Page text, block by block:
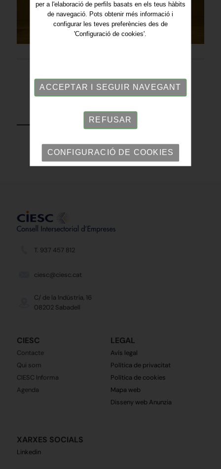
TORNAR
T. 937 457 812
ciesc@ciesc.cat
C/ de la Indústria, 16
08202 Sabadell
CIESC
Contacte
Qui som
CIESC Informa
Agenda
XARXES SOCIALS
Linkedin
LEGAL
Avís legal
Política de privacitat
Política de cookies
Mapa web
Disseny web Anunzia
per a l'elaboració de perfils basats en els teus hàbits
de navegació. Pots obtenir més informació i
configurar les teves preferències des de
'Configuració de cookies'.
ACCEPTAR I SEGUIR NAVEGANT
REFUSAR
CONFIGURACIÓ DE COOKIES